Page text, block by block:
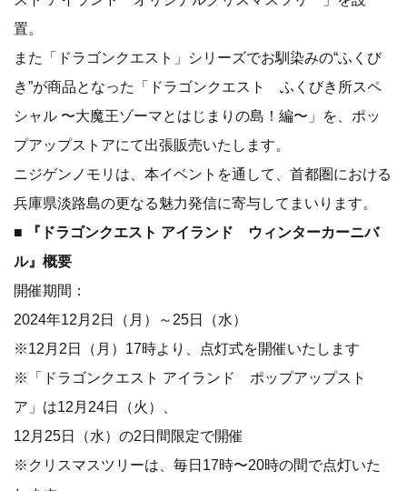
置。
また「ドラゴンクエスト」シリーズでお馴染みの“ふくび
き”が商品となった「ドラゴンクエスト ふくびき所スペ
シャル 〜大魔王ゾーマとはじまりの島！編〜」を、ポッ
プアップストアにて出張販売いたします。
ニジゲンノモリは、本イベントを通して、首都圏における
兵庫県淡路島の更なる魅力発信に寄与してまいります。
■ 『ドラゴンクエスト アイランド ウィンターカーニバ
ル』概要
開催期間：
2024年12月2日（月）～25日（水）
※12月2日（月）17時より、点灯式を開催いたします
※「ドラゴンクエスト アイランド ポップアップスト
ア」は12月24日（火）、
12月25日（水）の2日間限定で開催
※クリスマスツリーは、毎日17時〜20時の間で点灯いた